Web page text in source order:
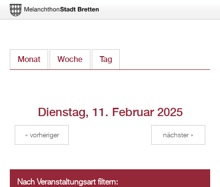
zum
Monat Woche Tag
Dienstag, 11. Februar 2025
« vorheriger nächster »
Nach Veranstaltungsart filtern: